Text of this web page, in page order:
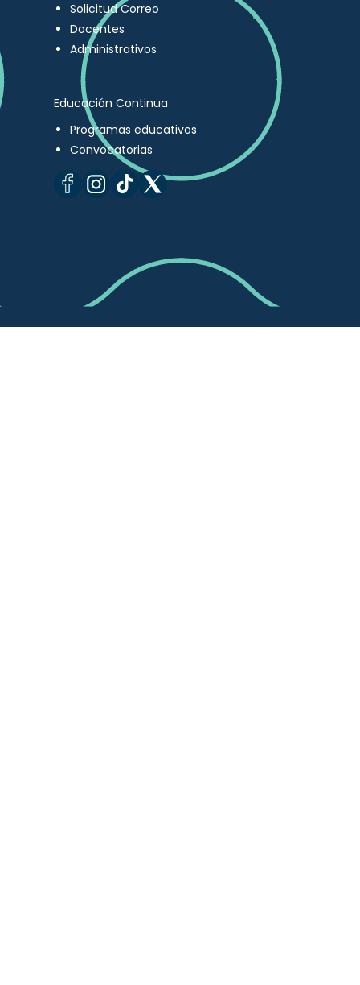
Solicitud Correo
Docentes
Administrativos
Educación Continua
Programas educativos
Convocatorias